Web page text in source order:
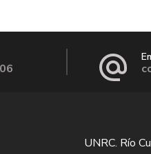
UNRC. Río